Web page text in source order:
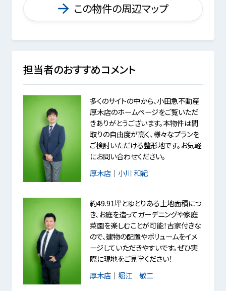
この物件の周辺マップ
担当者のおすすめコメント
多くのサイトの中から、小田急不動産
厚木店のホームページをご覧いただ
きありがとうございます。本物件は間
取りの自由度が高く、様々なプランを
ご検討いただける整形地です。お気軽
にお問い合わせください。
厚木店｜ 小川 和紀
約49.91坪とゆとりある土地面積につ
き、お庭を造ってガーデニングや家庭
菜園を楽しむことが可能！古家付きな
ので、建物の配置やボリュームをイメ
ージしていただきやすいです。ぜひ実
際に現地をご見学ください！
厚木店｜ 堀江 敬二